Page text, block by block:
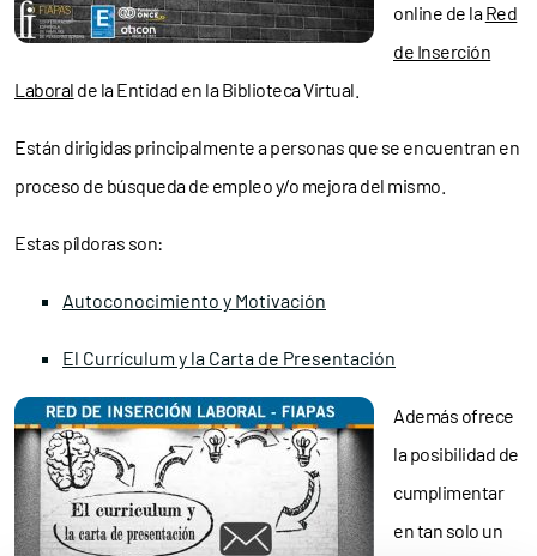
online de laRed
de Inserción
Laboral de la Entidad en la Biblioteca Virtual.
Están dirigidas principalmente a personas que se encuentran en
proceso de búsqueda de empleo y/o mejora del mismo.
Estas píldoras son:
Autoconocimiento y Motivación
El Currículum y la Carta de Presentación
Además ofrece
la posibilidad de
cumplimentar
en tan solo un